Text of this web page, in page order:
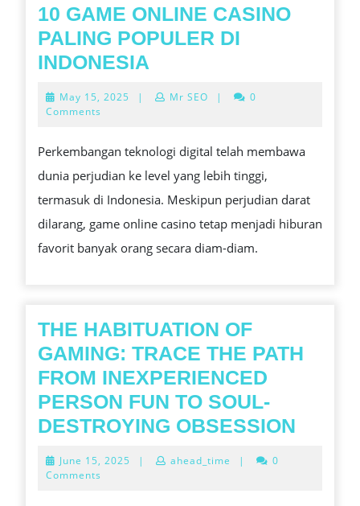
10 GAME ONLINE CASINO
PALING POPULER DI
INDONESIA
ONLINE
PALING
POPULER
DI
INDONESIA
May 15, 2025 May
| Mr SEO |
0
Comments
Perkembangan teknologi digital telah membawa
dunia perjudian ke level yang lebih tinggi,
termasuk di Indonesia. Meskipun perjudian darat
dilarang, game online casino tetap menjadi hiburan
favorit banyak orang secara diam-diam.
THE HABITUATION OF
GAMING: TRACE THE PATH
FROM INEXPERIENCED
PERSON FUN TO SOUL-
DESTROYING OBSESSION
June 15, 2025 June
| ahead_time |
0
Comments